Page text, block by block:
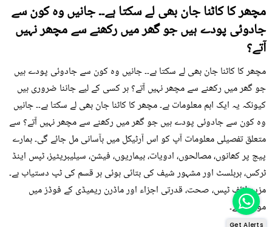
مچھر کا کاٹنا جان بھی لے سکتا ہے۔۔ جانیں وہ کون سے
جادوئی پودے ہیں جو گھر میں رکھنے سے مچھر نہیں
آتے؟
مچھر کا کاٹنا جان بھی لے سکتا ہے۔۔ جانیں وہ کون سے جادوئی پودے ہیں
جو گھر میں رکھنے سے مچھر نہیں آتے؟ ہر کسی کے لیے جاننا ضروری ہیں
کیونکہ یہ ایک اہم معلومات ہے۔ مچھر کا کاٹنا جان بھی لے سکتا ہے۔۔ جانیں
وہ کون سے جادوئی پودے ہیں جو گھر میں رکھنے سے مچھر نہیں آتے؟ سے
متعلق تفصیلی معلومات آپ کو اس آرٹیکل میں بآسانی مل جائے گی۔ ہمارے
پیج پر کھانوں، مصالحوں، ادویات، بیماریوں، فیشن، سیلیبریٹیز، ٹپس اینڈ
ٹرکس، ہربلسٹ اور مشہور شیف کی بتائی ہوئی ہر قسم کی ٹپ دستیاب ہے۔
مزید لائف ٹپس، صحت، قدرتی اجزاء اور ماڈرن ریمیڈی کے فوڈز میں
موجود ہے۔
Get Alerts